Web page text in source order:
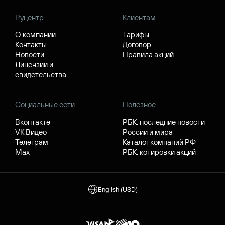
Руцентр
О компании
Контакты
Новости
Лицензии и
свидетельства
Клиентам
Тарифы
Договор
Правила акций
Социальные сети
Вконтакте
VK Видео
Телеграм
Max
Полезное
РБК: последние новости
России и мира
Каталог компаний РФ
РБК: котировки акций
English (USD)